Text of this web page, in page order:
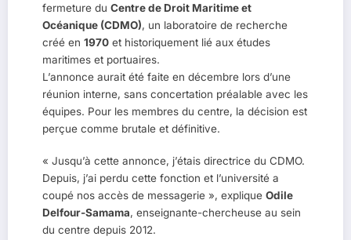
fermeture du Centre de Droit Maritime et
Océanique (CDMO), un laboratoire de recherche
créé en 1970 et historiquement lié aux études
maritimes et portuaires.
L’annonce aurait été faite en décembre lors d’une
réunion interne, sans concertation préalable avec les
équipes. Pour les membres du centre, la décision est
perçue comme brutale et définitive.
« Jusqu’à cette annonce, j’étais directrice du CDMO.
Depuis, j’ai perdu cette fonction et l’université a
coupé nos accès de messagerie », explique Odile
Delfour-Samama, enseignante-chercheuse au sein
du centre depuis 2012.